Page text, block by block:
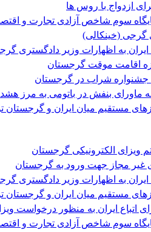
ازدواج با روس ها
سوم شاخص آزادی تجارت و
گرجی (خینکالی)
به اظهارات وزیر دادگستری
اقامت موقت گرجستان
جشنواره شراب در گرجستان
ماورای بنفش در باتومی به مرز
مستقیم میان ایران و گرجستان
ویزای الکترونیکی گرجستان
غیر مجاز جهت ورود به گرجستان
به اظهارات وزیر دادگستری
مستقیم میان ایران و گرجستان
اتباع ایران به منظور درخواست
سوم شاخص آزادی تجارت و